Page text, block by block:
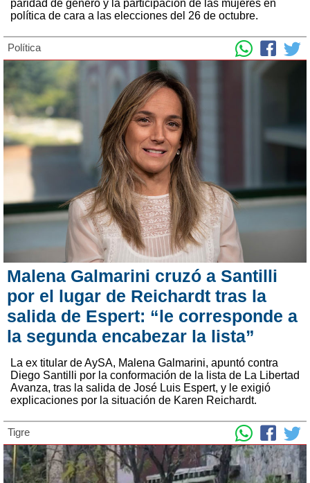
paridad de género y la participación de las mujeres en
política de cara a las elecciones del 26 de octubre.
Política
Malena Galmarini cruzó a Santilli
por el lugar de Reichardt tras la
salida de Espert: “le corresponde a
la segunda encabezar la lista”
La ex titular de AySA, Malena Galmarini, apuntó contra
Diego Santilli por la conformación de la lista de La Libertad
Avanza, tras la salida de José Luis Espert, y le exigió
explicaciones por la situación de Karen Reichardt.
Tigre